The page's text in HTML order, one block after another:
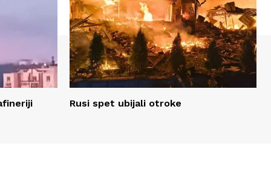
Rusi spet ubijali otroke